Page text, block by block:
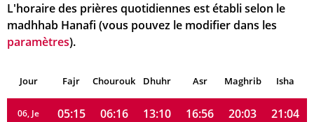
L'horaire des prières quotidiennes est établi selon le
madhhab Hanafi (vous pouvez le modifier dans les
paramètres).
Jour Fajr Chourouk Dhuhr Asr Maghrib Isha
03, Lu 05:12 06:14 13:10 16:57 20:06 21:08
05:13
05, Me 05:14 06:15 13:10 16:56 20:04 21:05
06, Je 05:15 06:16 13:10 16:56 20:03 21:04